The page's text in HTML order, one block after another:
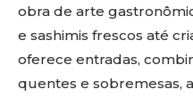
obra de arte
e sashimis frescos até
oferece entradas,
quentes e sobremesas,